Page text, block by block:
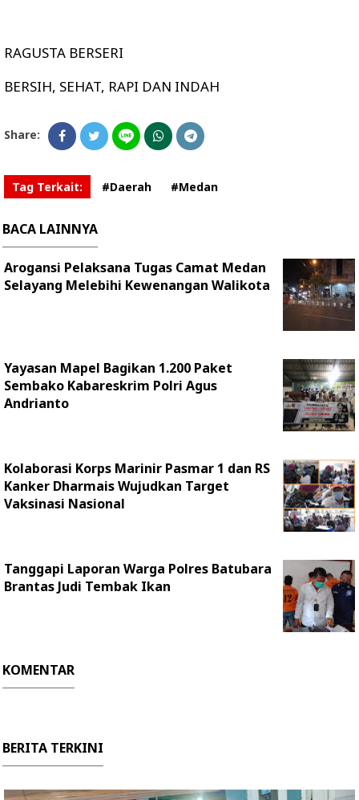
RAGUSTA BERSERI
BERSIH, SEHAT, RAPI DAN INDAH
Share:
Tag Terkait: #Daerah #Medan
BACA LAINNYA
Arogansi Pelaksana Tugas Camat Medan
Selayang Melebihi Kewenangan Walikota
Yayasan Mapel Bagikan 1.200 Paket
Sembako Kabareskrim Polri Agus
Andrianto
Kolaborasi Korps Marinir Pasmar 1 dan RS
Kanker Dharmais Wujudkan Target
Vaksinasi Nasional
Tanggapi Laporan Warga Polres Batubara
Brantas Judi Tembak Ikan
KOMENTAR
BERITA TERKINI